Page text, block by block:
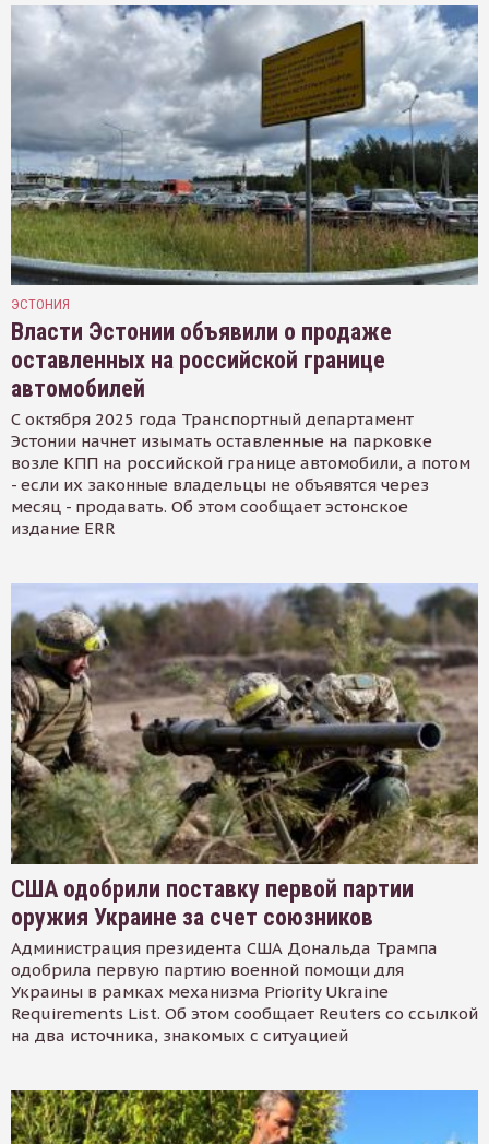
ЭСТОНИЯ
Власти Эстонии объявили о продаже
оставленных на российской границе
автомобилей
С октября 2025 года Транспортный департамент
Эстонии начнет изымать оставленные на парковке
возле КПП на российской границе автомобили, а потом
- если их законные владельцы не объявятся через
месяц - продавать. Об этом сообщает эстонское
издание ERR
США одобрили поставку первой партии
оружия Украине за счет союзников
Администрация президента США Дональда Трампа
одобрила первую партию военной помощи для
Украины в рамках механизма Priority Ukraine
Requirements List. Об этом сообщает Reuters со ссылкой
на два источника, знакомых с ситуацией